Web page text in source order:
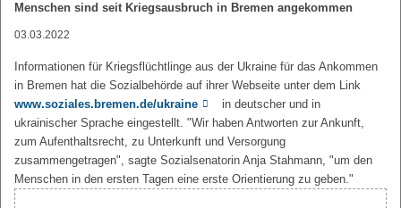
Menschen sind seit Kriegsausbruch in Bremen angekommen
03.03.2022
Informationen für Kriegsflüchtlinge aus der Ukraine für das Ankommen
in Bremen hat die Sozialbehörde auf ihrer Webseite unter dem Link
www.soziales.bremen.de/ukraine
in deutscher und in
ukrainischer Sprache eingestellt. "Wir haben Antworten zur Ankunft,
zum Aufenthaltsrecht, zu Unterkunft und Versorgung
zusammengetragen", sagte Sozialsenatorin Anja Stahmann, "um den
Menschen in den ersten Tagen eine erste Orientierung zu geben."